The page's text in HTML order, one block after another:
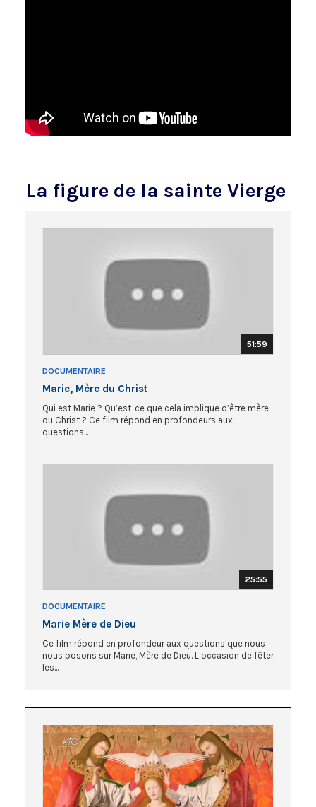
La figure de la sainte Vierge
51:59
DOCUMENTAIRE
Marie, Mère du Christ
Qui est Marie ? Qu’est-ce que cela implique d’être mère
du Christ ? Ce film répond en profondeurs aux
questions...
25:55
DOCUMENTAIRE
Marie Mère de Dieu
Ce film répond en profondeur aux questions que nous
nous posons sur Marie, Mère de Dieu. L’occasion de fêter
les...